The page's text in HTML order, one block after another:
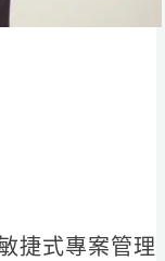
捷式專案管理